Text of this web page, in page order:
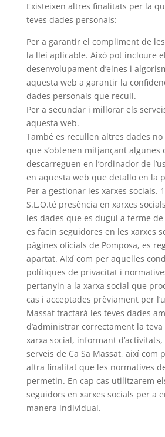
Existeixen altres finalitats per la
teves dades personals:
Per a garantir el compliment de
la llei aplicable. Això pot incloure el
desenvolupament d’eines i
aquesta web a garantir la
dades personals que recull.
Per a secundar i millorar els
aquesta web.
També es recullen altres dades
que s’obtenen mitjançant algunes
descarreguen en l’ordinador de
en aquesta web que detallo en la
Per a gestionar les xarxes socials.
S.L.O.té presència en xarxes
les dades que es dugui a terme
es facin seguidores en les xarxes
pàgines oficials de Pomposa, es
apartat. Així com per aquelles
polítiques de privacitat i
pertanyin a la xarxa social que
cas i acceptades prèviament per
Massat tractarà les teves dades
d’administrar correctament la
xarxa social, informant
serveis de Ca Sa Massat, així com
altra finalitat que les normatives
permetin. En cap cas utilitzarem
seguidors en xarxes socials per a
manera individual.